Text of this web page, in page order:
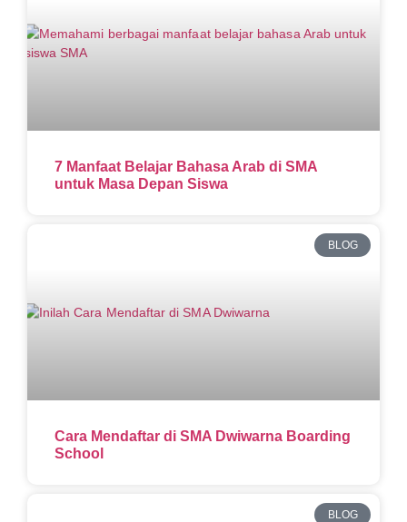
7 Manfaat Belajar Bahasa Arab di SMA
untuk Masa Depan Siswa
BLOG
Cara Mendaftar di SMA Dwiwarna Boarding
School
BLOG